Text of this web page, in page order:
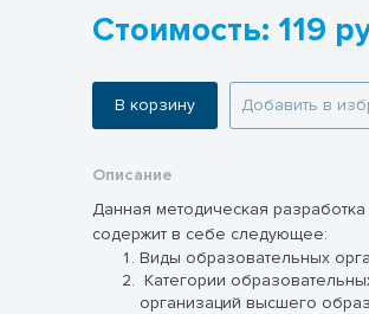
Стоимость: 119
В корзину Добавить в
Описание
Данная методическая разработка
содержит в себе следующее:
Виды образовательных
Категории
организаций высшего